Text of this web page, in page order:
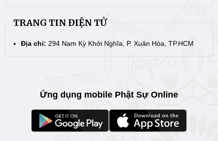
TRANG TIN ĐIỆN TỬ
Địa chỉ: 294 Nam Kỳ Khởi Nghĩa, P. Xuân Hòa, TP.HCM
Ứng dụng mobile Phật Sự Online